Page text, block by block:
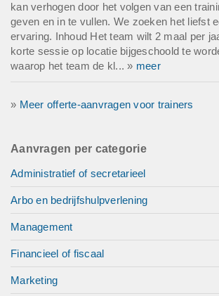
kan verhogen door het volgen van een
geven en in te vullen. We zoeken het liefst
ervaring. Inhoud Het team wilt 2 maal per
korte sessie op locatie bijgeschoold te
waarop het team de kl... » meer
» Meer offerte-aanvragen voor trainers
Aanvragen per categorie
Administratief of secretarieel
Arbo en bedrijfshulpverlening
Management
Financieel of fiscaal
Marketing